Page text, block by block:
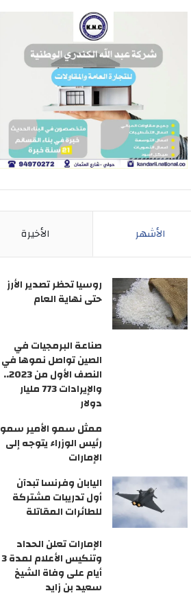
الأشهر الأخيرة
روسيا تحظر تصدير الأرز
حتى نهاية العام
صناعة البرمجيات في
الصين تواصل نموها في
النصف الأول من 2023..
والإيرادات 773 مليار
دولار
ممثل سمو الأمير سمو
رئيس الوزراء يتوجه إلى
الإمارات
اليابان وفرنسا تبدآن
أول تدريبات مشتركة
للطائرات المقاتلة
الإمارات تعلن الحداد
وتنكيس الأعلام لمدة 3
أيام على وفاة الشيخ
سعيد بن زايد